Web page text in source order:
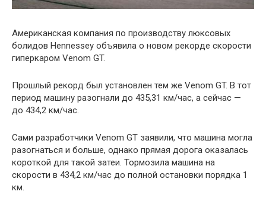
Американская компания по производству люксовых
болидов Hennessey объявила о новом рекорде скорости
гиперкаром Venom GT.
Прошлый рекорд был установлен тем же Venom GT. В тот
период машину разогнали до 435,31 км/час, а сейчас —
до 434,2 км/час.
Сами разработчики Venom GT заявили, что машина могла
разогнаться и больше, однако прямая дорога оказалась
короткой для такой затеи. Тормозила машина на
скорости в 434,2 км/час до полной остановки порядка 1
км.